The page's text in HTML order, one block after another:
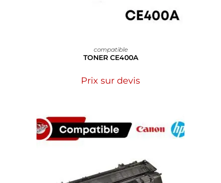
compatible
TONER CE400A
Prix sur devis